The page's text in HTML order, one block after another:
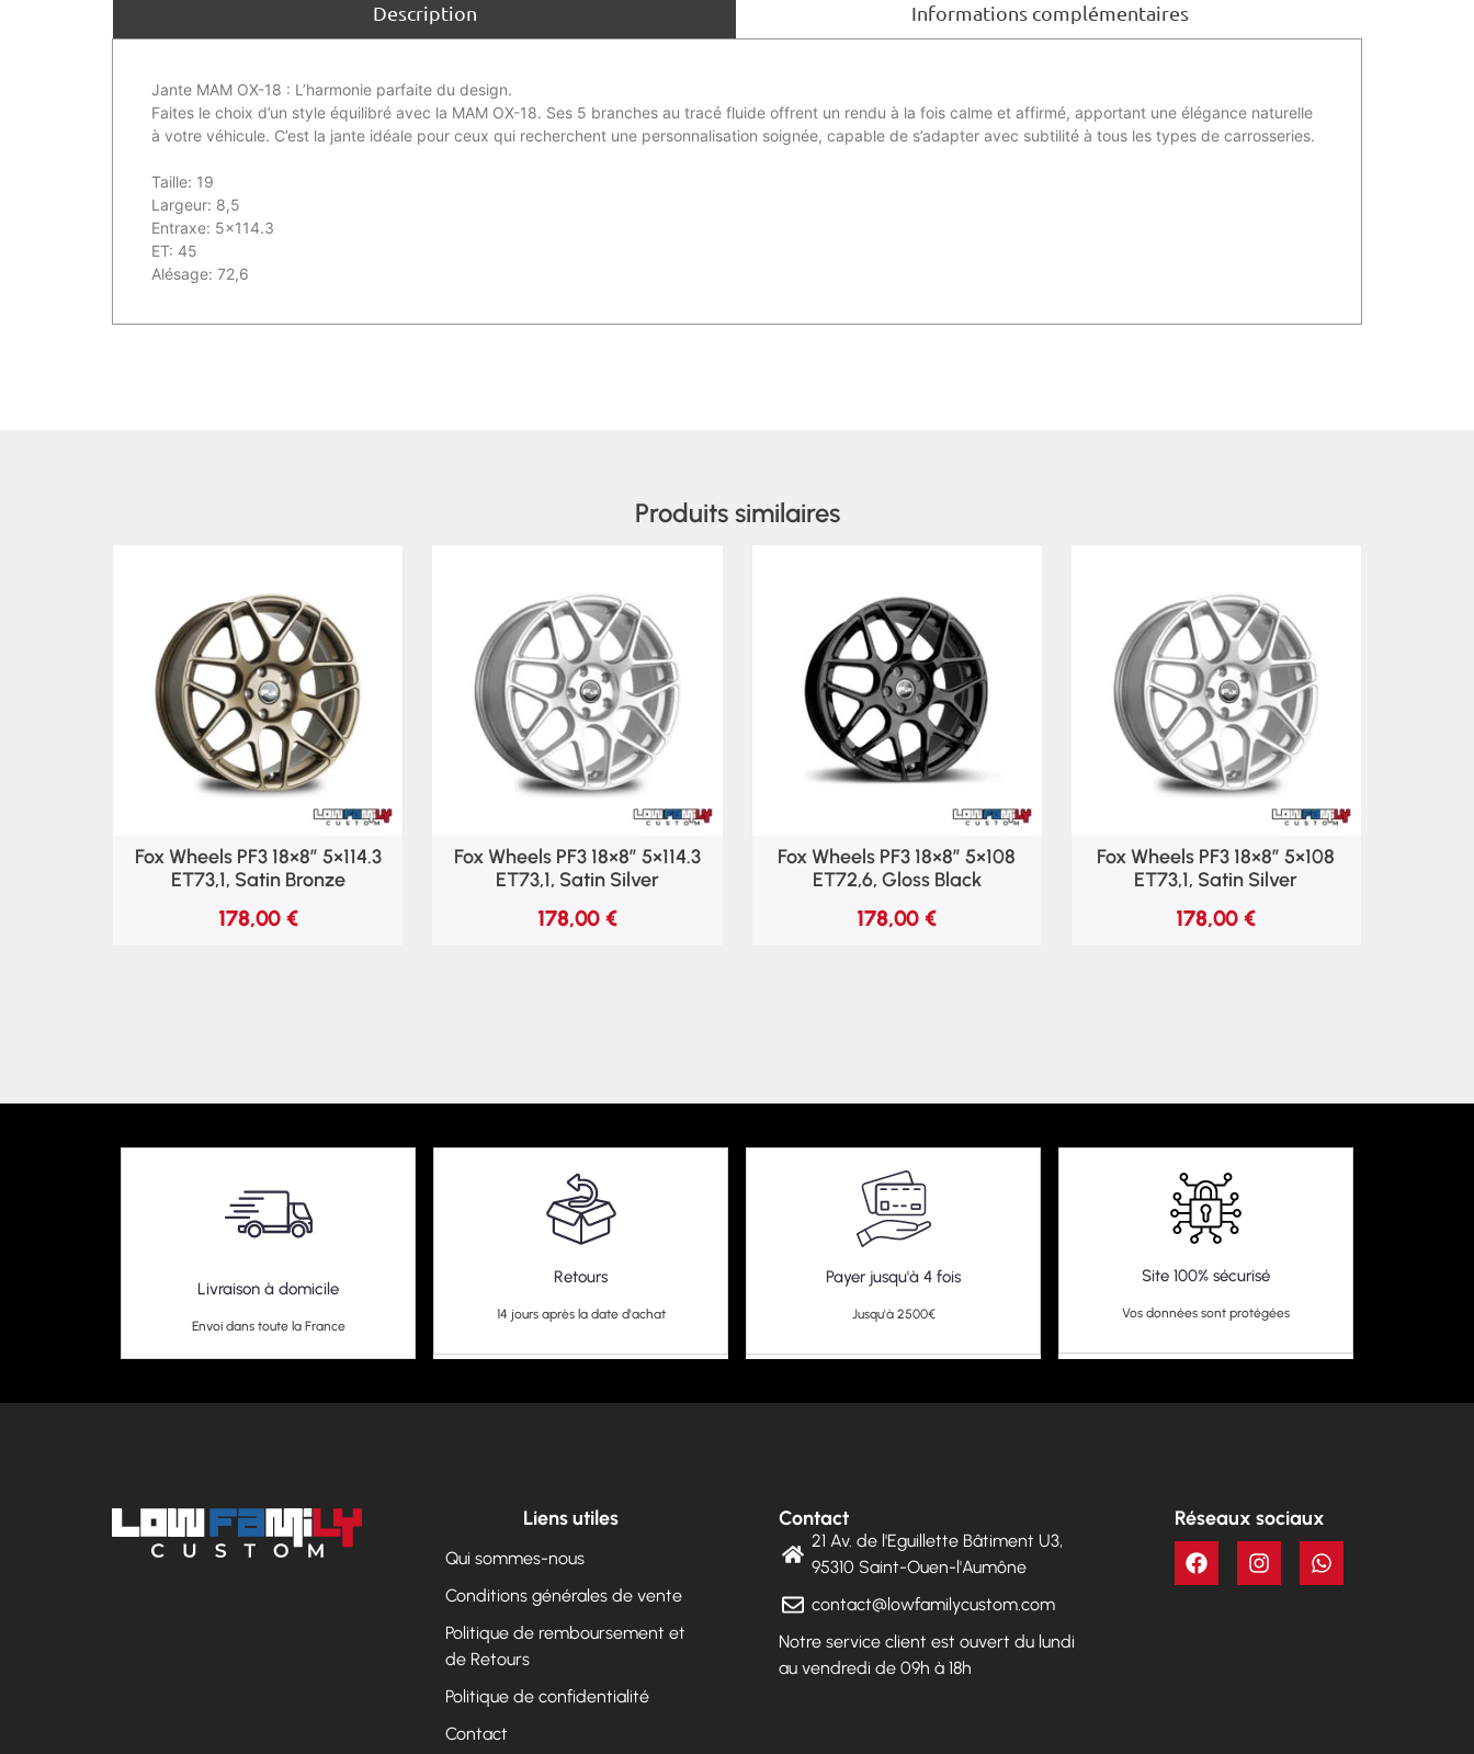
Description Informations complémentaires
Jante MAM OX-18 : L’harmonie parfaite du design.
Faites le choix d’un style équilibré avec la MAM OX-18. Ses 5 branches au tracé fluide offrent un rendu à la fois calme et affirmé, apportant une élégance naturelle
à votre véhicule. C’est la jante idéale pour ceux qui recherchent une personnalisation soignée, capable de s’adapter avec subtilité à tous les types de carrosseries.
Taille: 19
Largeur: 8,5
Entraxe: 5×114.3
ET: 45
Alésage: 72,6
Produits similaires
Fox Wheels PF3 18×8″ 5×114.3
ET73,1, Satin Bronze
178,00 €
Fox Wheels PF3 18×8″ 5×114.3
ET73,1, Satin Silver
178,00 €
Fox Wheels PF3 18×8″ 5×108
ET72,6, Gloss Black
178,00€
Fox Wheels PF3 18×8″ 5×108
ET73,1, Satin Silver
178,00€
Livraison à domicile
Envoi dans toute la France
Retours
14 jours après la date d'achat
Payer jusqu'à 4 fois
Jusqu'à 2500€
Site 100% sécurisé
Vos données sont protégées
Liens utiles
Qui sommes-nous
Conditions générales de vente
Politique de remboursement et
de Retours
Politique de confidentialité
Contact
Contact
21 Av. de l'Eguillette Bâtiment U3,
95310 Saint-Ouen-l'Aumône
contact@lowfamilycustom.com
Notre service client est ouvert du lundi
au vendredi de 09h à 18h
Réseaux sociaux